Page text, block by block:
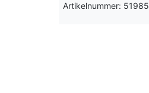
Artikelnummer: 51985